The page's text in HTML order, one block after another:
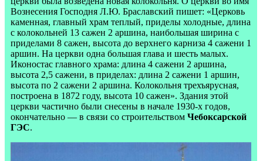
Вознесения Господня Л.Ю. Браславский пишет: «Церковь
каменная, главный храм теплый, приделы холодные, длина
с колокольней 13 сажен 2 аршина, наибольшая ширина с
приделами 8 сажен, высота до верхнего карниза 4 сажени 1
аршин. На церкви одна большая глава и шесть малых.
Иконостас главного храма: длина 4 сажени 2 аршина,
высота 2,5 сажени, в приделах: длина 2 сажени 1 аршин,
высота по 2 сажени 2 аршина. Колокольня трехъярусная,
построена в 1872 году, высота 10 сажен». Здания этой
церкви частично были снесены в начале 1930-х годов,
окончательно — в связи со строительством Чебоксарской
ГЭС.